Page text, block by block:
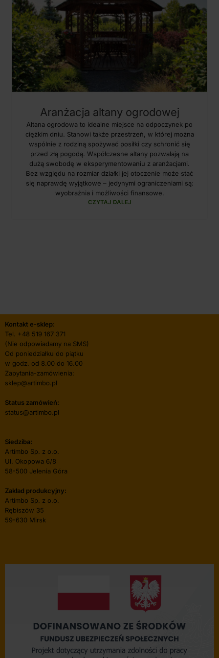
Aranżacja altany ogrodowej
Altana ogrodowa to idealne miejsce na odpoczynek po
ciężkim dniu. Stanowi także przestrzeń, w której można
wspólnie z rodziną spożywać posiłki czy schronić się
przed złą pogodą. Współczesne altany pozwalają na
dużą swobodę w eksperymentowaniu z aranżacjami.
Bez względu na rozmiar działki jej otoczenie może stać
się naprawdę wyjątkowe – jedynymi ograniczeniami są:
wyobraźnia i możliwości finansowe.
CZYTAJ DALEJ
Kontakt e-sklep:
Tel. +48 519 167 371
(Nie odpowiadamy na SMS)
Od poniedziałku do piątku
w godz. od 8.00 do 16.00
Zapytania-zamówienia:
sklep@artimbo.pl
Status zamówień:
status@artimbo.pl
Siedziba:
Artimbo Sp. z o.o.
Ul. Okopowa 6/8
58-500 Jelenia Góra
Zakład produkcyjny:
Artimbo Sp. z o.o.
Rębiszów 35
59-630 Mirsk